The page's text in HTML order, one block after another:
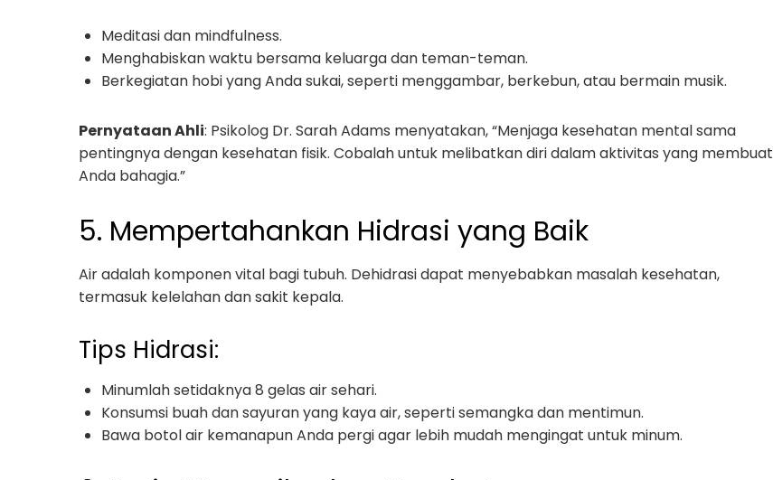
Meditasi dan mindfulness.
Menghabiskan waktu bersama keluarga dan teman-teman.
Berkegiatan hobi yang Anda sukai, seperti menggambar, berkebun, atau bermain musik.
Pernyataan Ahli: Psikolog Dr. Sarah Adams menyatakan, “Menjaga kesehatan mental sama
pentingnya dengan kesehatan fisik. Cobalah untuk melibatkan diri dalam aktivitas yang membuat
Anda bahagia.”
5. Mempertahankan Hidrasi yang Baik
Air adalah komponen vital bagi tubuh. Dehidrasi dapat menyebabkan masalah kesehatan,
termasuk kelelahan dan sakit kepala.
Tips Hidrasi:
Minumlah setidaknya 8 gelas air sehari.
Konsumsi buah dan sayuran yang kaya air, seperti semangka dan mentimun.
Bawa botol air kemanapun Anda pergi agar lebih mudah mengingat untuk minum.